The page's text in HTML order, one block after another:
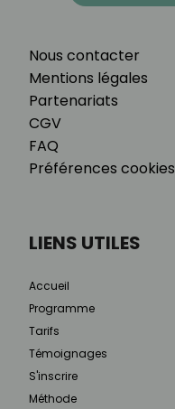
Nous contacter
Mentions légales
Partenariats
CGV
FAQ
Préférences cookies
LIENS UTILES
Accueil
Programme
Tarifs
Témoignages
S'inscrire
Méthode